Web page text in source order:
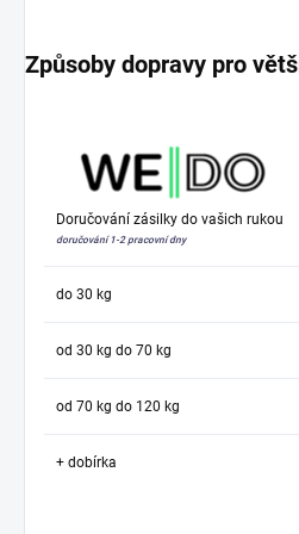
Způsoby dopravy pro
Doručování zásilky do vašich rukou
doručování 1-2 pracovní dny
do 30 kg
od 30 kg do 70 kg
od 70 kg do 120 kg
+ dobírka